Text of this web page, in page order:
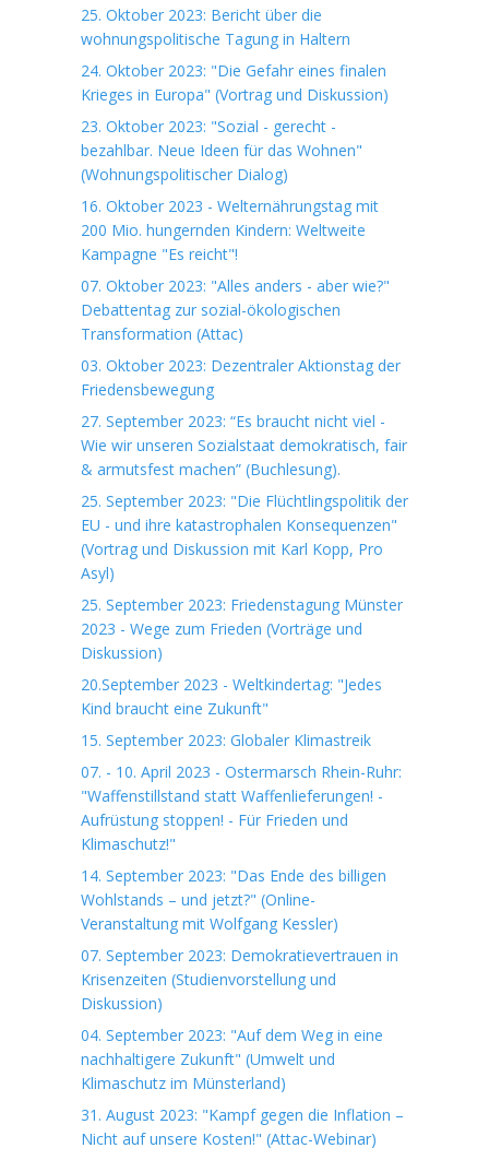
25. Oktober 2023: Bericht über die
wohnungspolitische Tagung in Haltern
24. Oktober 2023: "Die Gefahr eines finalen
Krieges in Europa" (Vortrag und Diskussion)
23. Oktober 2023: "Sozial - gerecht -
bezahlbar. Neue Ideen für das Wohnen"
(Wohnungspolitischer Dialog)
16. Oktober 2023 - Welternährungstag mit
200 Mio. hungernden Kindern: Weltweite
Kampagne "Es reicht"!
07. Oktober 2023: "Alles anders - aber wie?"
Debattentag zur sozial-ökologischen
Transformation (Attac)
03. Oktober 2023: Dezentraler Aktionstag der
Friedensbewegung
27. September 2023: “Es braucht nicht viel -
Wie wir unseren Sozialstaat demokratisch, fair
& armutsfest machen” (Buchlesung).
25. September 2023: "Die Flüchtlingspolitik der
EU - und ihre katastrophalen Konsequenzen"
(Vortrag und Diskussion mit Karl Kopp, Pro
Asyl)
25. September 2023: Friedenstagung Münster
2023 - Wege zum Frieden (Vorträge und
Diskussion)
20.September 2023 - Weltkindertag: "Jedes
Kind braucht eine Zukunft"
15. September 2023: Globaler Klimastreik
07. - 10. April 2023 - Ostermarsch Rhein-Ruhr:
"Waffenstillstand statt Waffenlieferungen! -
Aufrüstung stoppen! - Für Frieden und
Klimaschutz!"
14. September 2023: "Das Ende des billigen
Wohlstands – und jetzt?" (Online-
Veranstaltung mit Wolfgang Kessler)
07. September 2023: Demokratievertrauen in
Krisenzeiten (Studienvorstellung und
Diskussion)
04. September 2023: "Auf dem Weg in eine
nachhaltigere Zukunft" (Umwelt und
Klimaschutz im Münsterland)
31. August 2023: "Kampf gegen die Inflation –
Nicht auf unsere Kosten!" (Attac-Webinar)